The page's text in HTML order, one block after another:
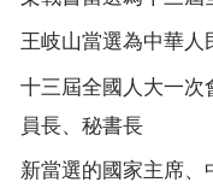
王岐山當選為中華人
十三屆全國人大一次
員長、秘書長
新當選的國家主席